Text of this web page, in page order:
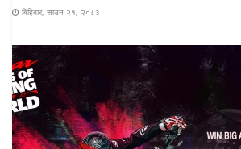
बिहिबार, साउन २१, २०८३